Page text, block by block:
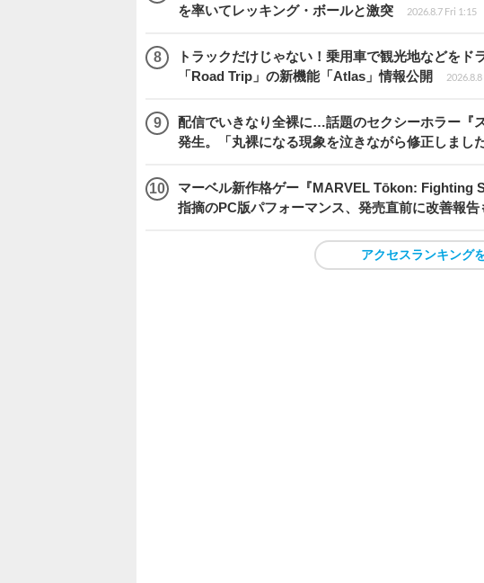
を率いてレッキング・ボールと激突
2026.8.7 Fri 1:15
トラックだけじゃない！乗用車で観光地などを
「Road Trip」の新機能「Atlas」情報公開
配信でいきなり全裸に…話題のセクシーホラー『
発生。「丸裸になる現象を泣きながら修正しまし
マーベル新作格ゲー『MARVEL Tōkon: Fighting
指摘のPC版パフォーマンス、発売直前に改善報告
アクセスランキング